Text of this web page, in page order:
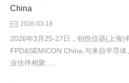
China
2026-03-18
2026年3月25-27日，铂悦仪器(上海)
FPD&SEMICON China,与来自半导
业伙伴相聚.....